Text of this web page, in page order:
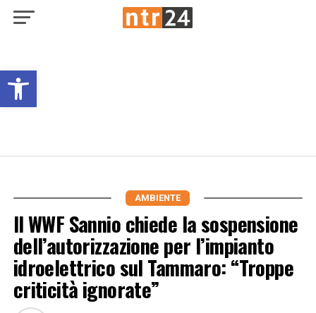
Open toolbar
AMBIENTE
Il WWF Sannio chiede la sospensione
dell’autorizzazione per l’impianto
idroelettrico sul Tammaro: “Troppe
criticità ignorate”